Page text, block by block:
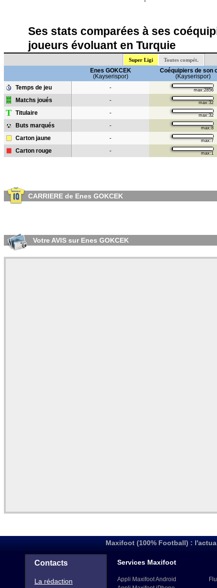
Ses stats comparées à ses
joueurs évoluant en Turquie
Super Ligi Toutes compét.
Enes GOKCEK
(Kayserispor)
Coéquipiers de son
(Kayserispor)
Temps de jeu
- max:2856
Matchs joués - max:32
T Titulaire - max:32
Buts marqués - max:8
Carton jaune - max:7
Carton rouge - max:1
CARRIERE de Enes GOKCEK
Votre AVIS sur Enes GOKCEK
Maxifoot (100% Football) :
Contacts
La rédaction
Services Maxifoot
Appli Maxifoot Android